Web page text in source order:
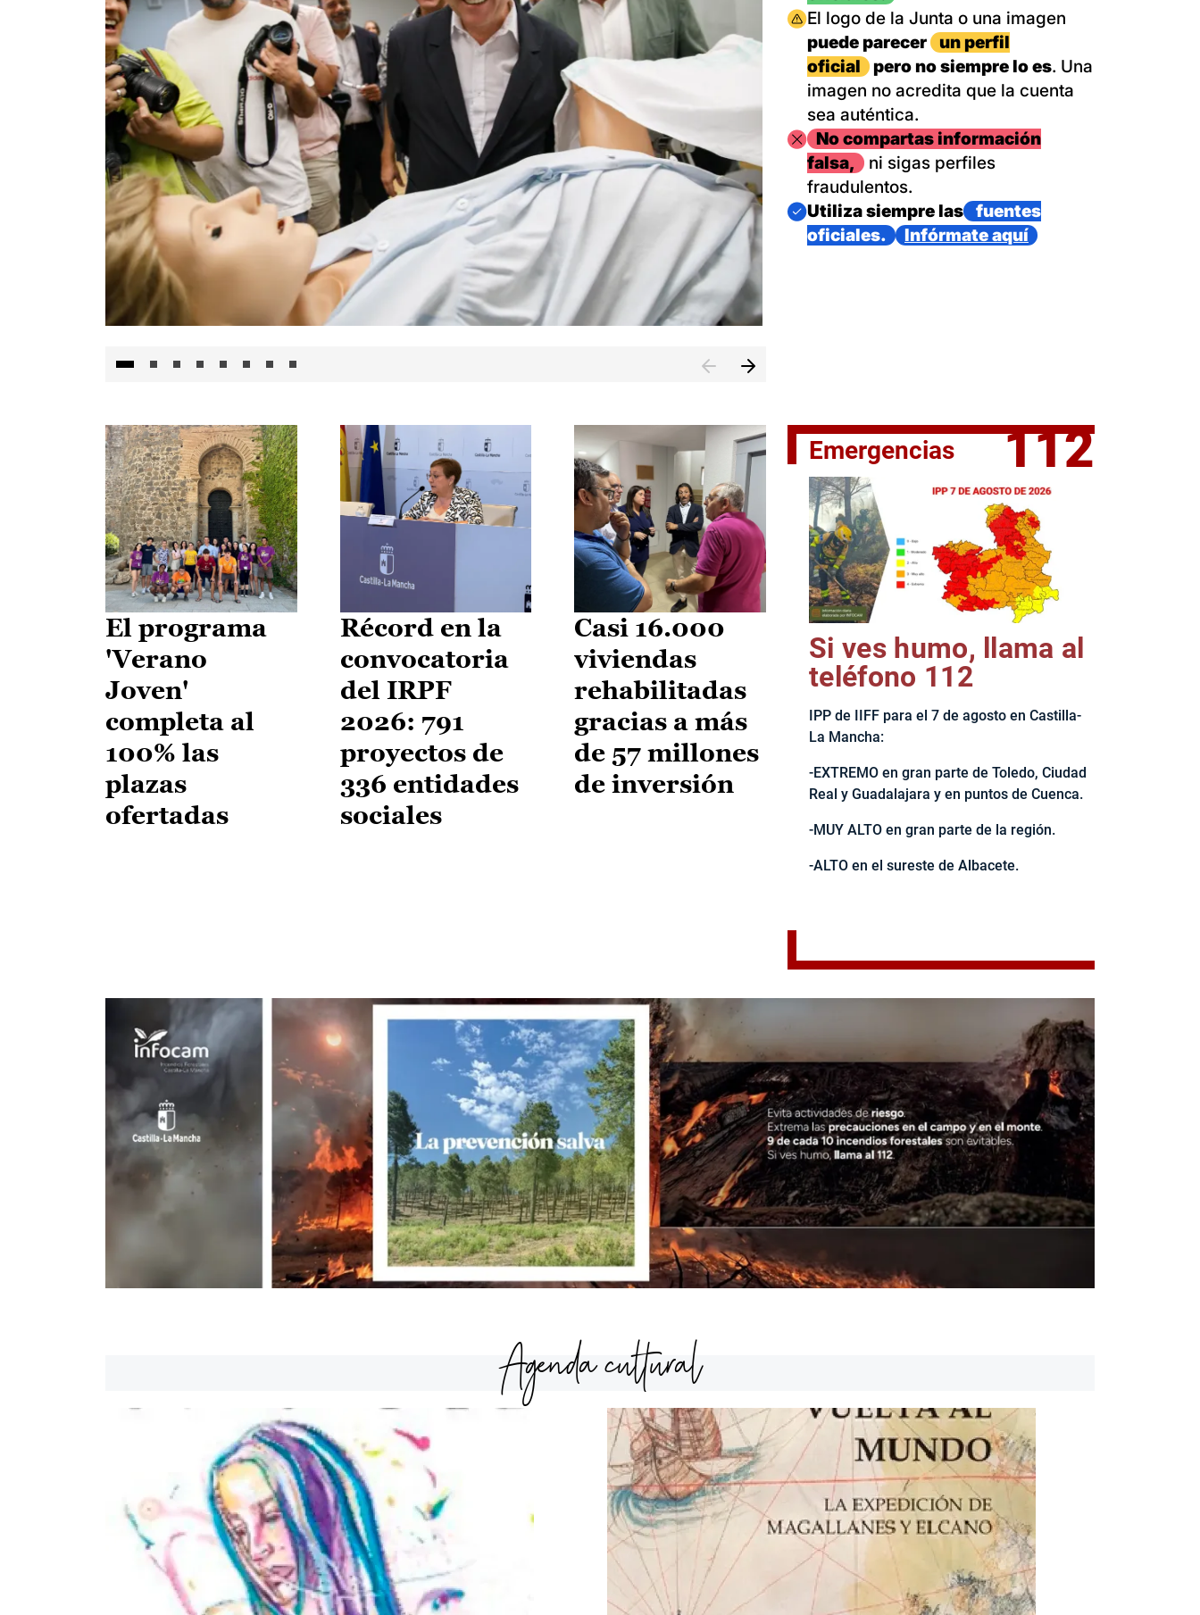
El jefe del Ejecutivo castellanomanchego, Emiliano García-
Imagen
El logo de la Junta o una imagen
puede parecer
un perfil
oficial
pero no siempre lo es. Una
imagen no acredita que la cuenta
sea auténtica.
ImagenNo compartas información
falsa,
ni sigas perfiles
fraudulentos.
Imagen
Utiliza siempre las
fuentes
oficiales.
Infórmate aquí
El programa
'Verano
Joven'
completa al
100% las
plazas
ofertadas
Récord en la
convocatoria
del IRPF
2026: 791
proyectos de
336 entidades
sociales
Casi 16.000
viviendas
rehabilitadas
gracias a más
de 57 millones
de inversión
Emergencias 112
Si ves humo, llama al
teléfono 112
IPP de IIFF para el 7 de agosto en Castilla-
La Mancha:
-EXTREMO en gran parte de Toledo, Ciudad
Real y Guadalajara y en puntos de Cuenca.
-MUY ALTO en gran parte de la región.
-ALTO en el sureste de Albacete.
Agenda cultural